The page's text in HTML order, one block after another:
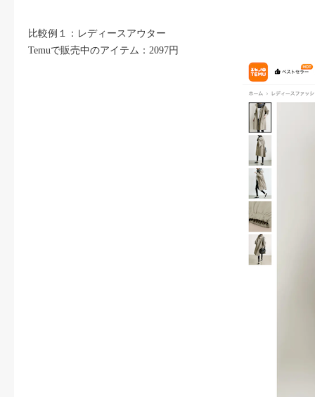
比較例１：レディースアウター
Temuで販売中のアイテム：2097円